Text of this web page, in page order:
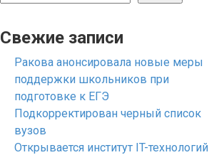
Свежие записи
Ракова анонсировала новые меры
поддержки школьников при
подготовке к ЕГЭ
Подкорректирован черный список
вузов
Открывается институт IT-технологий